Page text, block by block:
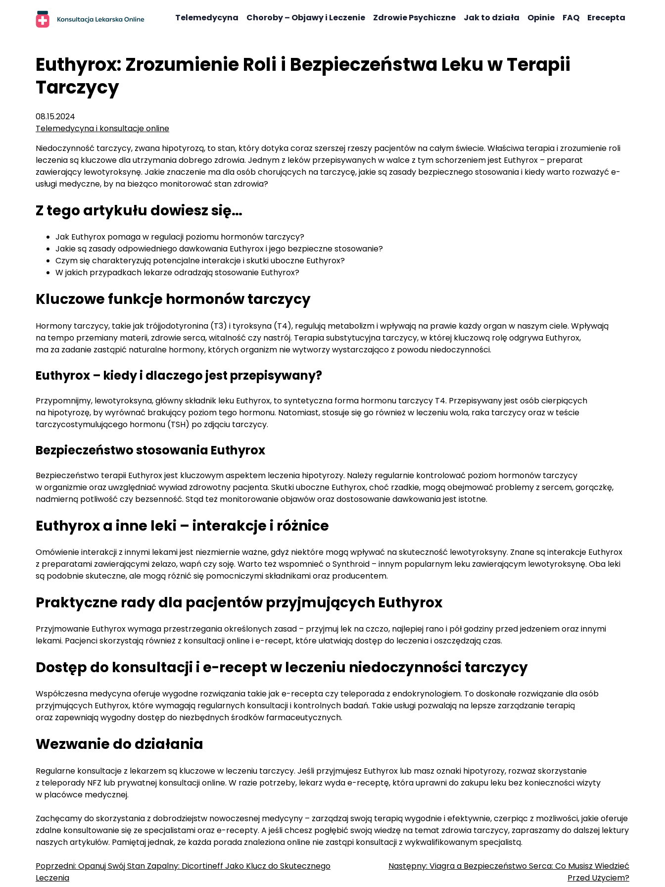
Telemedycyna Choroby – Objawy i Leczenie Zdrowie Psychiczne Jak to działa Opinie FAQ Erecepta
Euthyrox: Zrozumienie Roli i Bezpieczeństwa Leku w Terapii
Tarczycy
08.15.2024
Telemedycyna i konsultacje online
Niedoczynność tarczycy, zwana hipotyrozą, to stan, który dotyka coraz szerszej rzeszy pacjentów na całym świecie. Właściwa terapia i zrozumienie roli
leczenia są kluczowe dla utrzymania dobrego zdrowia. Jednym z leków przepisywanych w walce z tym schorzeniem jest Euthyrox – preparat
zawierający lewotyroksynę. Jakie znaczenie ma dla osób chorujących na tarczycę, jakie są zasady bezpiecznego stosowania i kiedy warto rozważyć e-
usługi medyczne, by na bieżąco monitorować stan zdrowia?
Z tego artykułu dowiesz się…
Jak Euthyrox pomaga w regulacji poziomu hormonów tarczycy?
Jakie są zasady odpowiedniego dawkowania Euthyrox i jego bezpieczne stosowanie?
Czym się charakteryzują potencjalne interakcje i skutki uboczne Euthyrox?
W jakich przypadkach lekarze odradzają stosowanie Euthyrox?
Kluczowe funkcje hormonów tarczycy
Hormony tarczycy, takie jak trójjodotyronina (T3) i tyroksyna (T4), regulują metabolizm i wpływają na prawie każdy organ w naszym ciele. Wpływają
na tempo przemiany materii, zdrowie serca, witalność czy nastrój. Terapia substytucyjna tarczycy, w której kluczową rolę odgrywa Euthyrox,
ma za zadanie zastąpić naturalne hormony, których organizm nie wytworzy wystarczająco z powodu niedoczynności.
Euthyrox – kiedy i dlaczego jest przepisywany?
Przypomnijmy, lewotyroksyna, główny składnik leku Euthyrox, to syntetyczna forma hormonu tarczycy T4. Przepisywany jest osób cierpiących
na hipotyrozę, by wyrównać brakujący poziom tego hormonu. Natomiast, stosuje się go również w leczeniu wola, raka tarczycy oraz w teście
tarczycostymulującego hormonu (TSH) po zdjąciu tarczycy.
Bezpieczeństwo stosowania Euthyrox
Bezpieczeństwo terapii Euthyrox jest kluczowym aspektem leczenia hipotyrozy. Należy regularnie kontrolować poziom hormonów tarczycy
w organizmie oraz uwzględniać wywiad zdrowotny pacjenta. Skutki uboczne Euthyrox, choć rzadkie, mogą obejmować problemy z sercem, gorączkę,
nadmierną potliwość czy bezsenność. Stąd też monitorowanie objawów oraz dostosowanie dawkowania jest istotne.
Euthyrox a inne leki – interakcje i różnice
Omówienie interakcji z innymi lekami jest niezmiernie ważne, gdyż niektóre mogą wpływać na skuteczność lewotyroksyny. Znane są interakcje Euthyrox
z preparatami zawierającymi żelazo, wapń czy soję. Warto też wspomnieć o Synthroid – innym popularnym leku zawierającym lewotyroksynę. Oba leki
są podobnie skuteczne, ale mogą różnić się pomocniczymi składnikami oraz producentem.
Praktyczne rady dla pacjentów przyjmujących Euthyrox
Przyjmowanie Euthyrox wymaga przestrzegania określonych zasad – przyjmuj lek na czczo, najlepiej rano i pół godziny przed jedzeniem oraz innymi
lekami. Pacjenci skorzystają również z konsultacji online i e-recept, które ułatwiają dostęp do leczenia i oszczędzają czas.
Dostęp do konsultacji i e-recept w leczeniu niedoczynności tarczycy
Współczesna medycyna oferuje wygodne rozwiązania takie jak e-recepta czy teleporada z endokrynologiem. To doskonałe rozwiązanie dla osób
przyjmujących Euthyrox, które wymagają regularnych konsultacji i kontrolnych badań. Takie usługi pozwalają na lepsze zarządzanie terapią
oraz zapewniają wygodny dostęp do niezbędnych środków farmaceutycznych.
Wezwanie do działania
Regularne konsultacje z lekarzem są kluczowe w leczeniu tarczycy. Jeśli przyjmujesz Euthyrox lub masz oznaki hipotyrozy, rozważ skorzystanie
z teleporady NFZ lub prywatnej konsultacji online. W razie potrzeby, lekarz wyda e-receptę, która uprawni do zakupu leku bez konieczności wizyty
w placówce medycznej.
Zachęcamy do skorzystania z dobrodziejstw nowoczesnej medycyny – zarządzaj swoją terapią wygodnie i efektywnie, czerpiąc z możliwości, jakie oferuje
zdalne konsultowanie się ze specjalistami oraz e-recepty. A jeśli chcesz pogłębić swoją wiedzę na temat zdrowia tarczycy, zapraszamy do dalszej lektury
naszych artykułów. Pamiętaj jednak, że każda porada znaleziona online nie zastąpi konsultacji z wykwalifikowanym specjalistą.
Zobacz
Poprzedni: Opanuj Swój Stan Zapalny: Dicortineff Jako Klucz do Skutecznego
Leczenia
Następny: Viagra a Bezpieczeństwo Serca: Co Musisz Wiedzieć
Przed Użyciem?